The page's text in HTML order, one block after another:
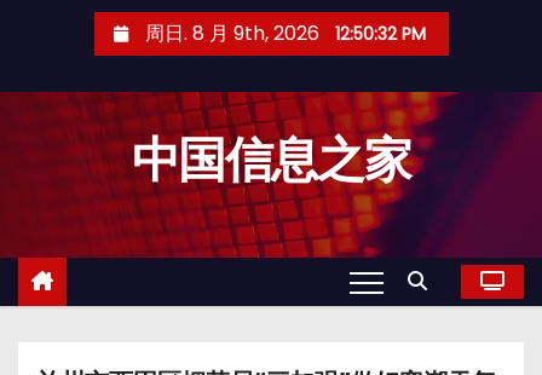
周日. 8 月 9th, 2026 12:50:33 PM
中国信息之家